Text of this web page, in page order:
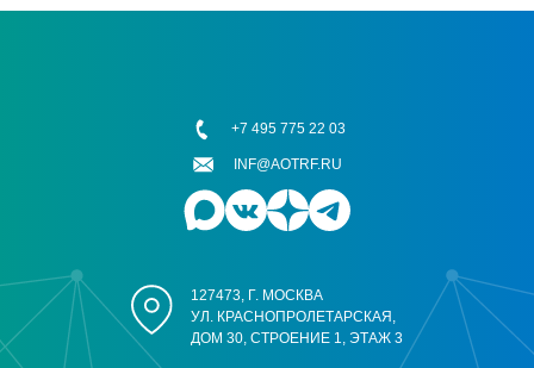
127473, Г. МОСКВА
УЛ. КРАСНОПРОЛЕТАРСКАЯ,
ДОМ 30, СТРОЕНИЕ 1, ЭТАЖ 3
+7 495 775 22 03
INF@AOTRF.RU